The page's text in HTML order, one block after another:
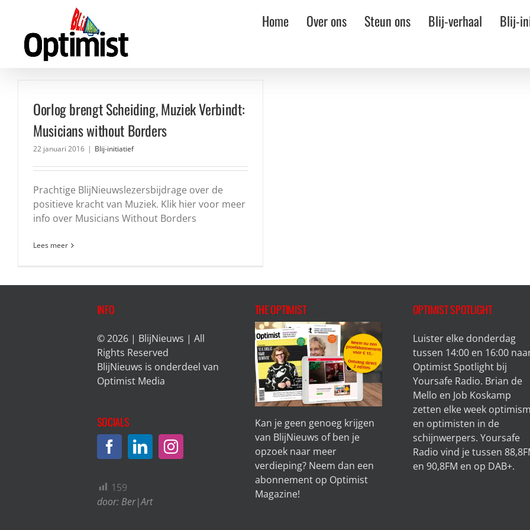
inhoud
Home Over ons Steun ons Blij-verhaal Blij-
Oorlog brengt Scheiding, Muziek Verbindt:
Musicians without Borders
22 januari 2016 | Blij-initiatief
Prachtige BlijNieuwslezersbijdrage over de
positieve kracht van Muziek. Klik hier voor meer
info over Musicians Without Borders
Lees meer
INFO
© 2026 | BlijNieuws | All
Rights Reserved
BlijNieuws is onderdeel van
Optimist Media
SOCIALS
159
door: Ber|Art
THE OPTIMIST
Kan je geen genoeg krijgen
van BlijNieuws of ben je
opzoek naar meer
verdieping? Neem dan een
abonnement op Optimist
Magazine!
OPTIMIST SPOTLIGHT
Luister elke donderdag
tussen 14:00 en 16:00
Optimist Spotlight bij
Yoursafe Radio. Brian de
Mello en Job Koskamp
zetten elke week
en optimisten in de
schijnwerpers. Yoursafe
Radio vind je tussen
en 90,8FM en op DAB+.